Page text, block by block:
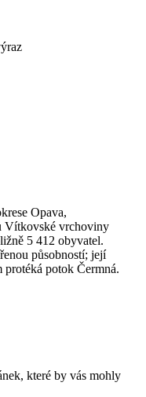
Opava,
Vítkovské vrchoviny
5 412 obyvatel.
působností; její
potok Čermná.
které by vás mohly